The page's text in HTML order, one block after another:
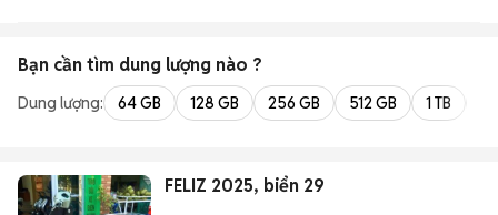
Bạn cần tìm dung lượng nào ?
Dung lượng: 64 GB 128 GB 256 GB 512 GB 1 TB
FELIZ 2025, biển 29